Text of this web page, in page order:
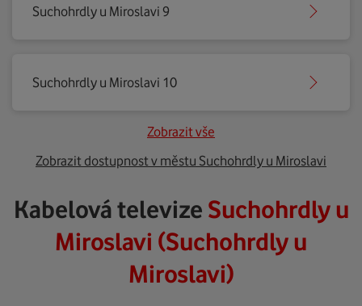
Suchohrdly u Miroslavi 9
Suchohrdly u Miroslavi 10
Zobrazit vše
Zobrazit dostupnost v městu Suchohrdly u Miroslavi
Kabelová televize Suchohrdly u
Miroslavi (Suchohrdly u
Miroslavi)